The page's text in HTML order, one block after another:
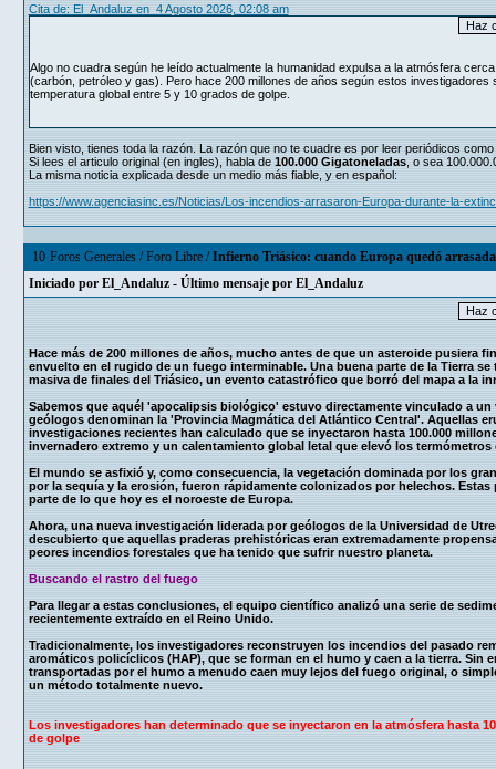
Cita de: El_Andaluz en 4 Agosto 2026, 02:08 am
Algo no cuadra según he leído actualmente la humanidad expulsa a la atmósfera
(carbón, petróleo y gas). Pero hace 200 millones de años según estos
temperatura global entre 5 y 10 grados de golpe.
Bien visto, tienes toda la razón. La razón que no te cuadre es por leer periódicos
Si lees el articulo original (en ingles), habla de 100.000 Gigatoneladas, o sea
La misma noticia explicada desde un medio más fiable, y en español:
https://www.agenciasinc.es/Noticias/Los-incendios-arrasaron-Europa-durante-la-
10 Foros Generales /Foro Libre /Infierno Triásico: cuando Europa quedó
Iniciado por El_Andaluz- Último mensaje por El_Andaluz
Hace más de 200 millones de años, mucho antes de que un asteroide
envuelto en el rugido de un fuego interminable. Una buena parte de la Tierra
masiva de finales del Triásico, un evento catastrófico que borró del mapa a la
Sabemos que aquél 'apocalipsis biológico' estuvo directamente vinculado a
geólogos denominan la 'Provincia Magmática del Atlántico Central'. Aquellas
investigaciones recientes han calculado que se inyectaron hasta 100.000
invernadero extremo y un calentamiento global letal que elevó los
El mundo se asfixió y, como consecuencia, la vegetación dominada por los
por la sequía y la erosión, fueron rápidamente colonizados por helechos.
parte de lo que hoy es el noroeste de Europa.
Ahora, una nueva investigación liderada por geólogos de la Universidad de
descubierto que aquellas praderas prehistóricas eran extremadamente
peores incendios forestales que ha tenido que sufrir nuestro planeta.
Buscando el rastro del fuego
Para llegar a estas conclusiones, el equipo científico analizó una serie de
recientemente extraído en el Reino Unido.
Tradicionalmente, los investigadores reconstruyen los incendios del pasado
aromáticos policíclicos (HAP), que se forman en el humo y caen a la tierra.
transportadas por el humo a menudo caen muy lejos del fuego original, o
un método totalmente nuevo.
Los investigadores han determinado que se inyectaron en la atmósfera hasta
de golpe